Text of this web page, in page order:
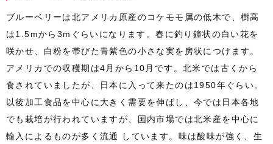
ブルーベリーは北アメリカ原産のコケモモ属の低木で、樹高
は1.5mから3mぐらいになります。春に釣り鐘状の白い花を
咲かせ、白粉を帯びた青紫色の小さな実を房状につけます。
アメリカでの収穫期は4月から10月です。北米では古くから
食されていましたが、日本に入って来たのは1950年ぐらい。
以後加工食品を中心に大きく需要を伸ばし、今では日本各地
でも栽培が行われていますが、国内市場では北米産を中心に
輸入によるものが多く流通 しています。味は酸味が強く、生